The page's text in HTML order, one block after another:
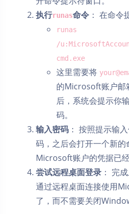
执行runas命令 ： 在命令
runas
/
cmd.exe
这里需要将
的Microsoft账户邮
后，系统会提示你
码。
输入密码 ： 按照提示输
码，之后会打开一个新的
Microsoft账户的凭据已
尝试远程桌面登录 ： 完
通过远程桌面连接使用
了，而不需要关闭